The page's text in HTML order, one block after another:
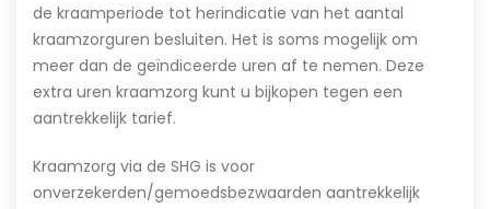
de kraamperiode tot herindicatie van het aantal
kraamzorguren besluiten. Het is soms mogelijk om
meer dan de geïndiceerde uren af te nemen. Deze
extra uren kraamzorg kunt u bijkopen tegen een
aantrekkelijk tarief.
Kraamzorg via de SHG is voor
onverzekerden/gemoedsbezwaarden aantrekkelijk